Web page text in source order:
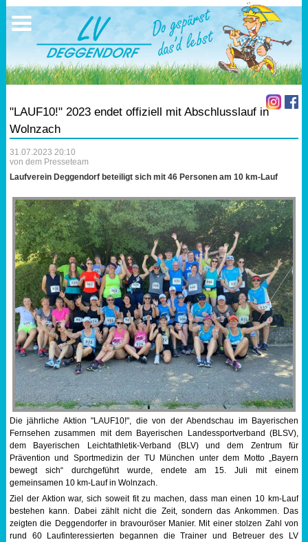
"LAUF10!" 2023 endet offiziell mit Abschlusslauf in
Wolnzach
31.07.2023 20:10
von dem Presseteam
Laufverein Deggendorf beteiligt sich mit 46 Personen am 10 km-Lauf
Die jährliche Aktion "LAUF10!", die von der Abendschau im Bayerischen
Fernsehen zusammen mit dem Bayerischen Landessportverband (BLSV),
dem Bayerischen Leichtathletik-Verband (BLV) und dem Zentrum für
Prävention und Sportmedizin der TU München unter dem Motto „Bayern
bewegt sich“ durchgeführt wurde, endete am 15. Juli mit einem
gemeinsamen 10 km-Lauf in Wolnzach.
Ziel der Aktion war, sich soweit fit zu machen, dass man einen 10 km-Lauf
bestehen kann. Dabei zählt nicht die Zeit, sondern das Ankommen. Das
zeigten die Deggendorfer in bravouröser Manier. Mit einer stolzen Zahl von
rund 60 Laufinteressierten begannen die Trainer und Betreuer des LV
Sportangebote
Trainingszeiten
Laufen
Triathlon
Schwimmen
Orientierungslauf
Nachwuchsförderung
Sportabzeichen
Tempo & Gymnastik
Ausschreibungen
17.05.2026 Triathlon
Ergebnisse
Ergebnisse
Mitgliedschaft
Vereinskleidung
Übungs- Gruppenleiter
SEPA Info
Bankverbindung